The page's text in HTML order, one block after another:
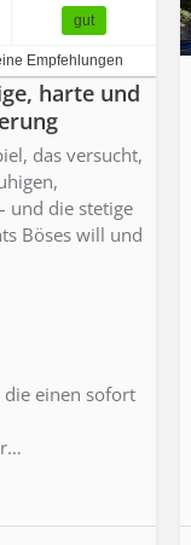
gut
Empfehlungen
harte und
das versucht,
und die stetige
Böses will und
die einen sofort